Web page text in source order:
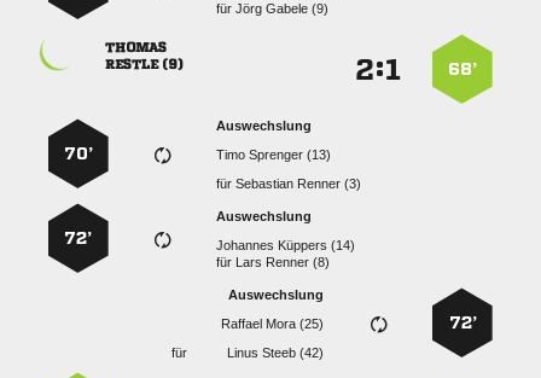
für  
68’
:

 
Auswechslung
  
für  
70’
Auswechslung
  
für   
72’
72’
Auswechslung
  
für
  